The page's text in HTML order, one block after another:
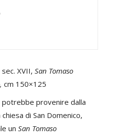
XVII, San Tomaso
cm 150×125
potrebbe provenire dalla
di San Domenico,
un San Tomaso